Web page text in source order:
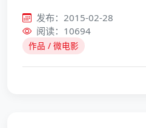
发布：2015-02-28
阅读：10694
作品 / 微电影